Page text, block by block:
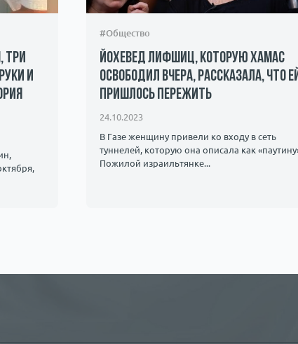
три
и
#Общество
Йохевед Лифшиц, которую ХАМАС
освободил вчера, рассказала, что
пришлось пережить
24.10.2023
В Газе женщину привели ко входу в сеть
туннелей, которую она описала как
Пожилой израильтянке...